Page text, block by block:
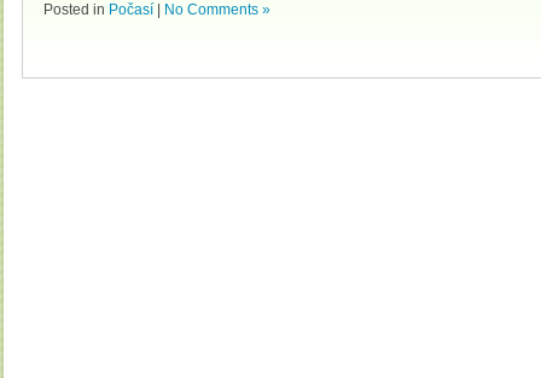
Posted in Počasí No Comments »